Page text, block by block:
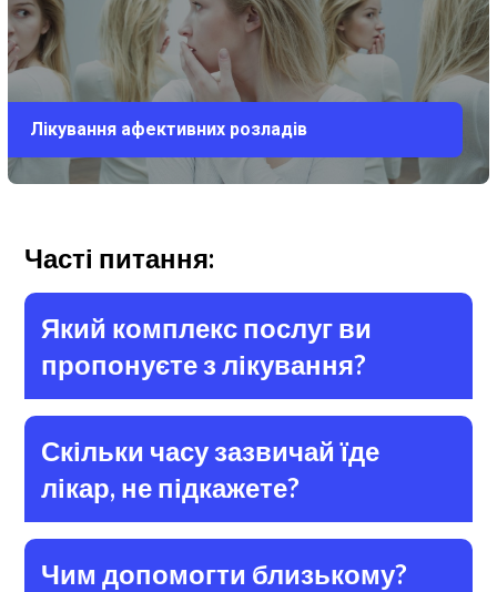
Лікування афективних розладів
Часті питання:
Який комплекс послуг ви
пропонуєте з лікування?
Скільки часу зазвичай їде
лікар, не підкажете?
Чим допомогти близькому?